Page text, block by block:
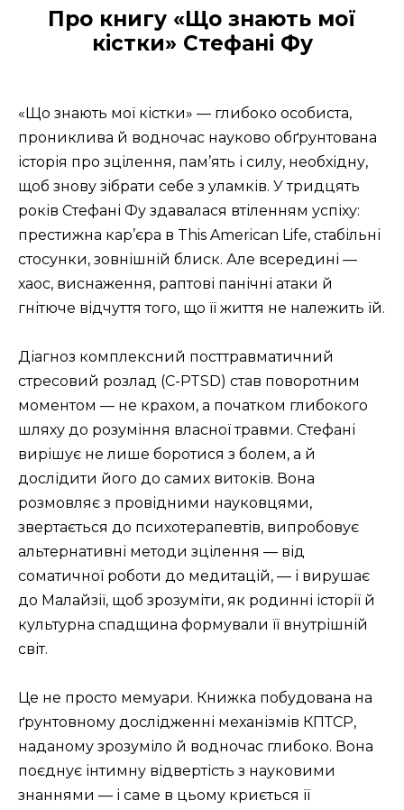
Про книгу «Що знають мої
кістки» Стефані Фу
«Що знають мої кістки» — глибоко особиста,
прониклива й водночас науково обґрунтована
історія про зцілення, пам’ять і силу, необхідну,
щоб знову зібрати себе з уламків. У тридцять
років Стефані Фу здавалася втіленням успіху:
престижна кар’єра в This American Life, стабільні
стосунки, зовнішній блиск. Але всередині —
хаос, виснаження, раптові панічні атаки й
гнітюче відчуття того, що її життя не належить їй.
Діагноз комплексний посттравматичний
стресовий розлад (C-PTSD) став поворотним
моментом — не крахом, а початком глибокого
шляху до розуміння власної травми. Стефані
вирішує не лише боротися з болем, а й
дослідити його до самих витоків. Вона
розмовляє з провідними науковцями,
звертається до психотерапевтів, випробовує
альтернативні методи зцілення — від
соматичної роботи до медитацій, — і вирушає
до Малайзії, щоб зрозуміти, як родинні історії й
культурна спадщина формували її внутрішній
світ.
Це не просто мемуари. Книжка побудована на
ґрунтовному дослідженні механізмів КПТСР,
наданому зрозуміло й водночас глибоко. Вона
поєднує інтимну відвертість з науковими
знаннями — і саме в цьому криється її